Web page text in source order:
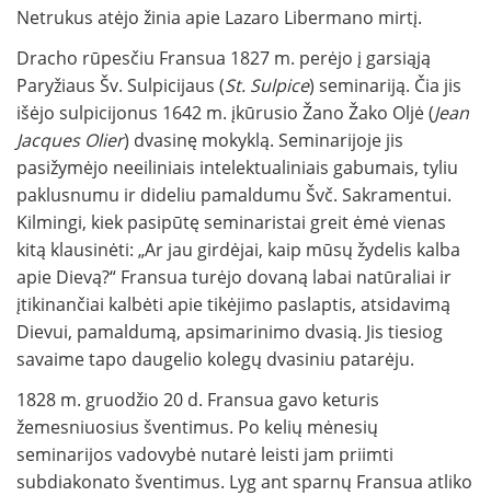
Netrukus atėjo žinia apie Lazaro Libermano mirtį.
Dracho rūpesčiu Fransua 1827 m. perėjo į garsiąją
Paryžiaus Šv. Sulpicijaus (St. Sulpice) seminariją. Čia jis
išėjo sulpicijonus 1642 m. įkūrusio Žano Žako Oljė (Jean
Jacques Olier) dvasinę mokyklą. Seminarijoje jis
pasižymėjo neeiliniais intelektualiniais gabumais, tyliu
paklusnumu ir dideliu pamaldumu Švč. Sakramentui.
Kilmingi, kiek pasipūtę seminaristai greit ėmė vienas
kitą klausinėti: „Ar jau girdėjai, kaip mūsų žydelis kalba
apie Dievą?“ Fransua turėjo dovaną labai natūraliai ir
įtikinančiai kalbėti apie tikėjimo paslaptis, atsidavimą
Dievui, pamaldumą, apsimarinimo dvasią. Jis tiesiog
savaime tapo daugelio kolegų dvasiniu patarėju.
1828 m. gruodžio 20 d. Fransua gavo keturis
žemesniuosius šventimus. Po kelių mėnesių
seminarijos vadovybė nutarė leisti jam priimti
subdiakonato šventimus. Lyg ant sparnų Fransua atliko